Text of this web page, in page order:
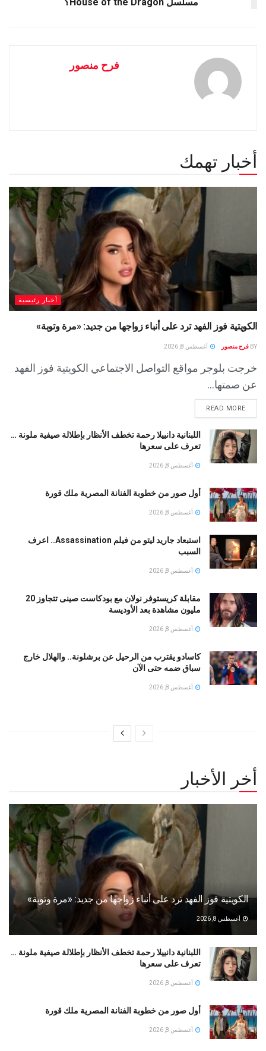
فرح منصور
أخبار تهمك
أخبار رئيسية
الكويتية فوز الفهد ترد على أنباء زواجها من جديد: «مرة وتوبة» ‏
BY فرح منصور أغسطس 8, 2026
خرجت بلوجر مواقع التواصل الاجتماعي الكويتية فوز الفهد
عن صمتها...
READ MORE
اللبنانية دانييلا رحمة تخطف الأنظار بإطلالة صيفية ملونة …
تعرف على سعرها
أغسطس 8, 2026
أول صور من خطوبة الفنانة المصرية ملك قورة
أغسطس 8, 2026
استبعاد جاريد ليتو من فيلم Assassination.. اعرف
السبب
أغسطس 8, 2026
مقابلة كريستوفر نولان مع بودكاست صينى تتجاوز 20
مليون مشاهدة بعد الأوديسة
أغسطس 8, 2026
كاسادو يقترب من الرحيل عن برشلونة.. والهلال خارج
سباق ضمه حتى الآن
أغسطس 8, 2026
أخر الأخبار
الكويتية فوز الفهد ترد على أنباء زواجها من جديد: «مرة وتوبة» ‏
أغسطس 8, 2026
اللبنانية دانييلا رحمة تخطف الأنظار بإطلالة صيفية ملونة …
تعرف على سعرها
أغسطس 8, 2026
أول صور من خطوبة الفنانة المصرية ملك قورة
أغسطس 8, 2026